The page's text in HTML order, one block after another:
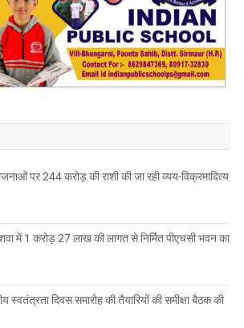
पर 244 करोड़ की राशी की जा रही व्यय-विक्रमादित्य
में 1 करोड़ 27 लाख की लागत से निर्मित पीएचसी भवन का
स्वतंत्रता दिवस समारोह की तैयारियों की समीक्षा बैठक की